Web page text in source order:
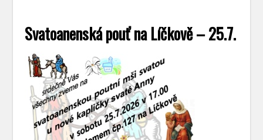
Svatoanenská pouť na Líčkově – 25.7.